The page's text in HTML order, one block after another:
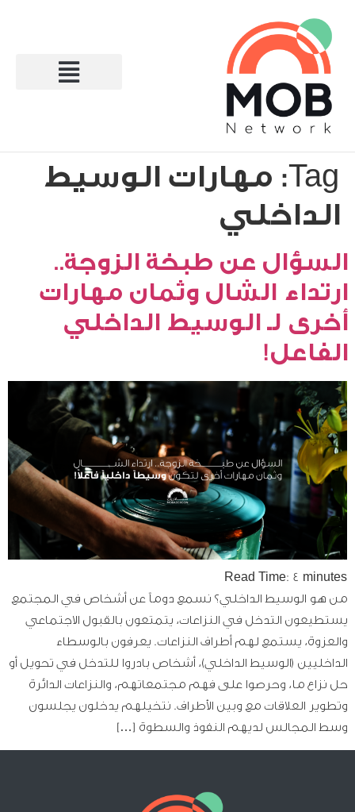
Tag: مهارات الوسيط
الداخلي
السؤال عن طبخة الزوجة..
ارتداء الشال وثمان مهارات
أخرى لـ الوسيط الداخلي
الفاعل!
Read Time: 4 minutes
من هو الوسيط الداخلي؟ نسمع دوماً عن أشخاص في المجتمع
يستطيعون التدخل في النزاعات، يتمتعون بالقبول الاجتماعي
والعزوة، يستمع لهم أطراف النزاعات. يعرفون بالوسطاء
الداخليين (الوسيط الداخلي)، أشخاص بادروا للتدخل في تحويل أو
حل نزاع ما، وحرصوا على فهم مجتمعاتهم، والنزاعات الدائرة
وتطوير العلاقات مع وبين الأطراف. نتخيلهم يدخلون يجلسون
وسط المجالس لديهم النفوذ والسطوة […]